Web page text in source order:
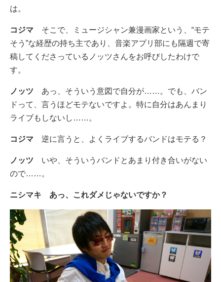
は。
コジマ そこで、ミュージシャン兼漫画家という、“モテ
そう”な経歴の持ち主であり、音楽アプリ部にも隔週で寄
稿してくださっているノッツさんをお呼びしたわけで
す。
ノッツ あっ、そういう意図で自分が……。でも、バン
ドって、言うほどモテないですよ。特に自分はあんまり
ライブもしないし……。
コジマ 逆に言うと、よくライブするバンドはモテる？
ノッツ いや、そういうバンドとあまり付き合いがない
ので……。
ニシマキ あっ、これダメじゃないですか？